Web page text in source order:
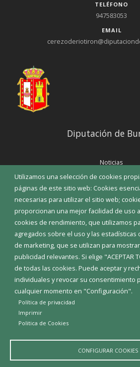
Utilizamos una selección de cookies
páginas de este sitio web: Cookies
necesarias para utilizar el sitio web;
proporcionan una mejor facilidad de uso
cookies de rendimiento, que utilizamos
agregados sobre el uso y las estadísticas
de marketing, que se utilizan para
publicidad relevantes. Si elige "ACEPTAR
de todas las cookies. Puede aceptar y
individuales y revocar su consentimiento
cualquier momento en "Configuración".
Política de privacidad
Imprimir
Politica de Cookies
CONFIGURAR COOKIES
TELÉFONO
947583053
EMAIL
Diputación de
Noticias
Eventos
Corporación
Teléfonos de
INICIAR SESIÓN
MAPA WEB